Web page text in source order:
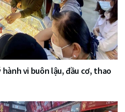
hành vi buôn lậu, đầu cơ, thao